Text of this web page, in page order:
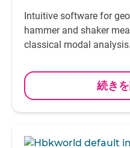
Intuitive software for
hammer and shaker
classical modal analysis.
続き
-